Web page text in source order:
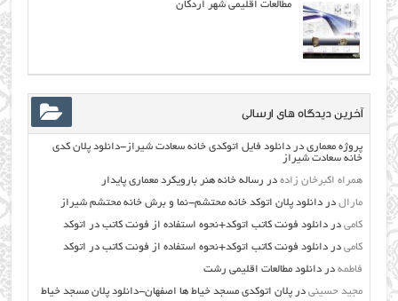
مطالعات اقلیمی شهر اردکان
آخرین دیدگاه های ارسالی
پروژه معماری دردانلود فایل اتوکدی خانه سعادت شیراز-دانلود پلان کدی
خانه سعادت شیراز
همراه اکبرخان زاده در رساله خانه هنر بارویکرد معماری پایدار
مارال دردانلود پلان اتوکد خانه محتشم-نما و برش خانه محتشم شیراز
کامی دردانلود فونت کاتب اتوکد+نحوه استفاده از فونت کاتب در اتوکد
کامی دردانلود فونت کاتب اتوکد+نحوه استفاده از فونت کاتب در اتوکد
فاطمه دردانلود مطالعات اقليمي رشت
مجید حسینی درپلان اتوکدی مسجد خیاط ها اصفهان-دانلود پلان مسجد خیاط